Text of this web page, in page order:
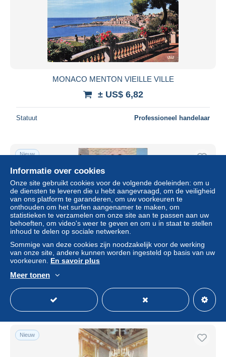
MONACO MENTON VIEILLE VILLE
± US$ 6,82
Statuut Professioneel handelaar
Nieuw
MONACO MONACO PALAIS DE MONACO
Professioneel handelaar
Nieuw
Informatie over cookies
Onze site gebruikt cookies voor de volgende doeleinden: om u
de diensten te leveren die u hebt aangevraagd, om de veiligheid
van ons platform te garanderen, om uw voorkeuren te
onthouden om het surfen aangenamer te maken, om
statistieken te verzamelen om onze site aan te passen aan uw
behoeften, om video's weer te geven en om u in staat te stellen
inhoud te delen op sociale netwerken.
Sommige van deze cookies zijn noodzakelijk voor de werking
van onze site, andere kunnen worden ingesteld op basis van uw
voorkeuren. En savoir plus
Meer tonen